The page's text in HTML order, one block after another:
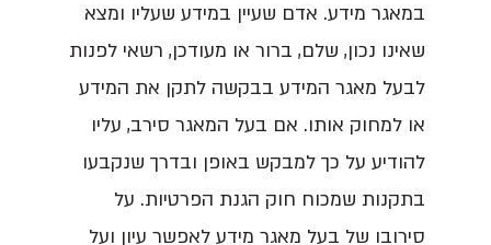
במאגר מידע. אדם שעיין במידע שעליו ומצא
שאינו נכון, שלם, ברור או מעודכן, רשאי לפנות
לבעל מאגר המידע בבקשה לתקן את המידע
או למחוק אותו. אם בעל המאגר סירב, עליו
להודיע על כך למבקש באופן ובדרך שנקבעו
בתקנות שמכוח חוק הגנת הפרטיות. על
סירובו של בעל מאגר מידע לאפשר עיון ועל